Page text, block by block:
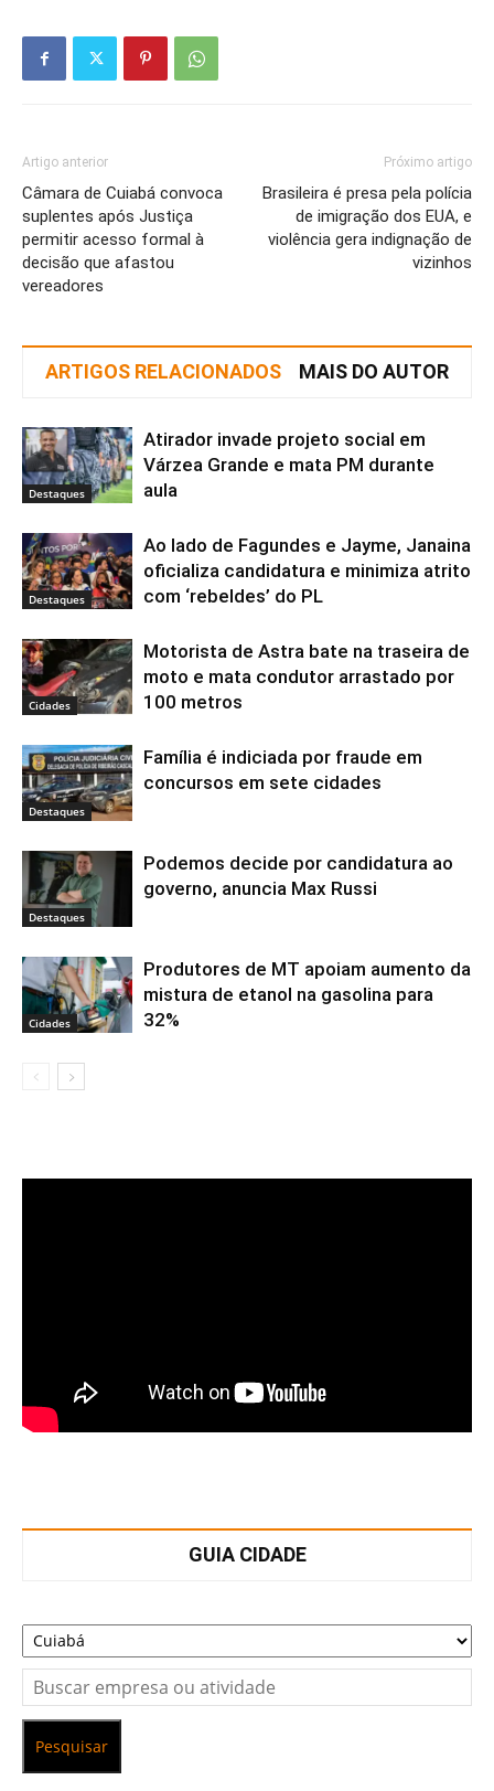
Artigo anterior
Câmara de Cuiabá convoca
suplentes após Justiça
permitir acesso formal à
decisão que afastou
vereadores
Próximo artigo
Brasileira é presa pela polícia
de imigração dos EUA, e
violência gera indignação de
vizinhos
ARTIGOS RELACIONADOS MAIS DO AUTOR
Destaques
Atirador invade projeto social em
Várzea Grande e mata PM durante
aula
Destaques
Ao lado de Fagundes e Jayme, Janaina
oficializa candidatura e minimiza atrito
com ‘rebeldes’ do PL
Cidades
Motorista de Astra bate na traseira de
moto e mata condutor arrastado por
100 metros
Destaques
Família é indiciada por fraude em
concursos em sete cidades
Destaques
Podemos decide por candidatura ao
governo, anuncia Max Russi
Cidades
Produtores de MT apoiam aumento da
mistura de etanol na gasolina para
32%
GUIA CIDADE
Pesquisar